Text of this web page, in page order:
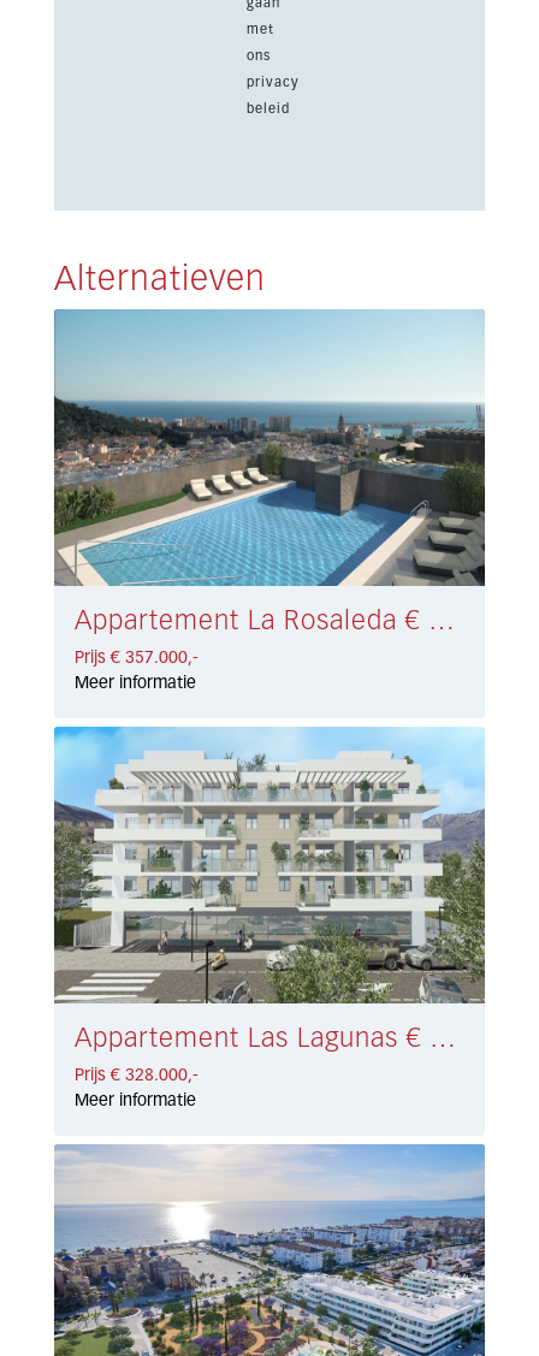
met
ons
privacy
beleid
Alternatieven
Appartement La Rosaleda € 357.000,-
Prijs € 357.000,-
Meer informatie
Appartement Las Lagunas € 328.000,-
Prijs € 328.000,-
Meer informatie